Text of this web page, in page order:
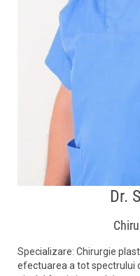
Dr.
Specializare: Chirurgie
efectuarea a tot spectrului